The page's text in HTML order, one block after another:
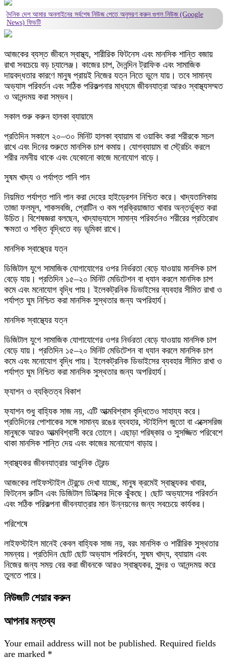
দৈনিক দেশ আমার অনলাইনের সর্বশেষ নিউজ পেতে অনুসরণ করুন গুগল নিউজ (Google
News) ফিডটি
আজকের ব্যস্ত জীবনে স্বাস্থ্য, শারীরিক ফিটনেস এবং মানসিক শান্তি বজায়
রাখা সবচেয়ে বড় চ্যালেঞ্জ। কাজের চাপ, দৈনন্দিন ট্রাফিক এবং সামাজিক
দায়বদ্ধতার কারণে মানুষ প্রায়ই নিজের যত্ন নিতে ভুলে যায়। তবে সামান্য
অভ্যাস পরিবর্তন এবং সঠিক পরিকল্পনার মাধ্যমে জীবনযাত্রা আরও স্বাস্থ্যসম্মত
ও আনন্দময় করা সম্ভব।
সকাল শুরু করুন হালকা ব্যায়ামে
প্রতিদিন সকালে ২০–৩০ মিনিট হালকা ব্যায়াম বা ওয়াকিং করা শরীরকে সচল
রাখে এবং দিনের শুরুতে মানসিক চাপ কমায়। যোগব্যায়াম বা স্ট্রেচিং করলে
শরীর নমনীয় থাকে এবং যেকোনো কাজে মনোযোগ বাড়ে।
সুষম খাদ্য ও পর্যাপ্ত পানি পান
নিয়মিত পর্যাপ্ত পানি পান করা দেহের হাইড্রেশন নিশ্চিত করে। খাদ্যতালিকায়
তাজা ফলমূল, শাকসবজি, প্রোটিন ও কম প্রক্রিয়াজাত খাবার অন্তর্ভুক্ত করা
উচিত। বিশেষজ্ঞরা বলছেন, খাদ্যাভ্যাসে সামান্য পরিবর্তনও শরীরের প্রতিরোধ
ক্ষমতা ও শক্তি বৃদ্ধিতে বড় ভূমিকা রাখে।
মানসিক স্বাস্থ্যের যত্ন
ডিজিটাল যুগে সামাজিক যোগাযোগের ওপর নির্ভরতা বেড়ে যাওয়ায় মানসিক চাপ
বেড়ে যায়। প্রতিদিন ১৫–২০ মিনিট মেডিটেশন বা ধ্যান করলে মানসিক চাপ
কমে এবং মনোযোগ বৃদ্ধি পায়। ইলেকট্রনিক ডিভাইসের ব্যবহার সীমিত রাখা ও
পর্যাপ্ত ঘুম নিশ্চিত করা মানসিক সুস্থতার জন্য অপরিহার্য।
মানসিক স্বাস্থ্যের যত্ন
ডিজিটাল যুগে সামাজিক যোগাযোগের ওপর নির্ভরতা বেড়ে যাওয়ায় মানসিক চাপ
বেড়ে যায়। প্রতিদিন ১৫–২০ মিনিট মেডিটেশন বা ধ্যান করলে মানসিক চাপ
কমে এবং মনোযোগ বৃদ্ধি পায়। ইলেকট্রনিক ডিভাইসের ব্যবহার সীমিত রাখা ও
পর্যাপ্ত ঘুম নিশ্চিত করা মানসিক সুস্থতার জন্য অপরিহার্য।
ফ্যাশন ও ব্যক্তিত্ব বিকাশ
ফ্যাশন শুধু বাহ্যিক সাজ নয়, এটি আত্মবিশ্বাস বৃদ্ধিতেও সাহায্য করে।
প্রতিদিনের পোশাকের সঙ্গে সামান্য রঙের ব্যবহার, স্টাইলিশ জুতো বা এক্সেসরিজ
মানুষকে আরও আত্মবিশ্বাসী করে তোলে। এছাড়া পরিষ্কার ও সুসজ্জিত পরিবেশে
থাকা মানসিক শান্তি দেয় এবং কাজের মনোযোগ বাড়ায়।
স্বাস্থ্যকর জীবনযাত্রার আধুনিক ট্রেন্ড
আজকের লাইফস্টাইল ট্রেন্ডে দেখা যাচ্ছে, মানুষ ক্রমেই স্বাস্থ্যকর খাবার,
ফিটনেস রুটিন এবং ডিজিটাল ডিটক্সের দিকে ঝুঁকছে। ছোট অভ্যাসের পরিবর্তন
এবং সঠিক পরিকল্পনা জীবনযাত্রার মান উন্নয়নের জন্য সবচেয়ে কার্যকর।
পরিশেষে
লাইফস্টাইল মানেই কেবল বাহ্যিক সাজ নয়, বরং মানসিক ও শারীরিক সুস্থতার
সমন্বয়। প্রতিদিন ছোট ছোট অভ্যাস পরিবর্তন, সুষম খাদ্য, ব্যায়াম এবং
নিজের জন্য সময় বের করা জীবনকে আরও স্বাস্থ্যকর, সুন্দর ও আনন্দময় করে
তুলতে পারে।
নিউজটি শেয়ার করুন
আপনার মন্তব্য
Your email address will not be published. Required fields
are marked *